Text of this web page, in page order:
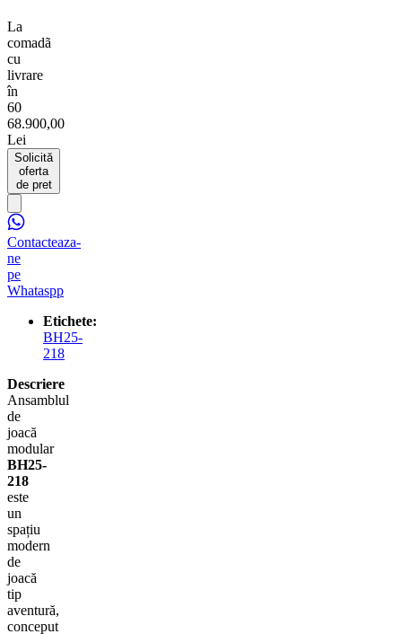
La
comadã
cu
livrare
în
60
68.900,00
Lei
Solicită
oferta
de pret
Contacteaza-
ne
pe
Whataspp
Etichete:
BH25-
218
Descriere
Ansamblul
de
joacă
modular
BH25-
218
este
un
spațiu
modern
de
joacă
tip
aventură,
conceput